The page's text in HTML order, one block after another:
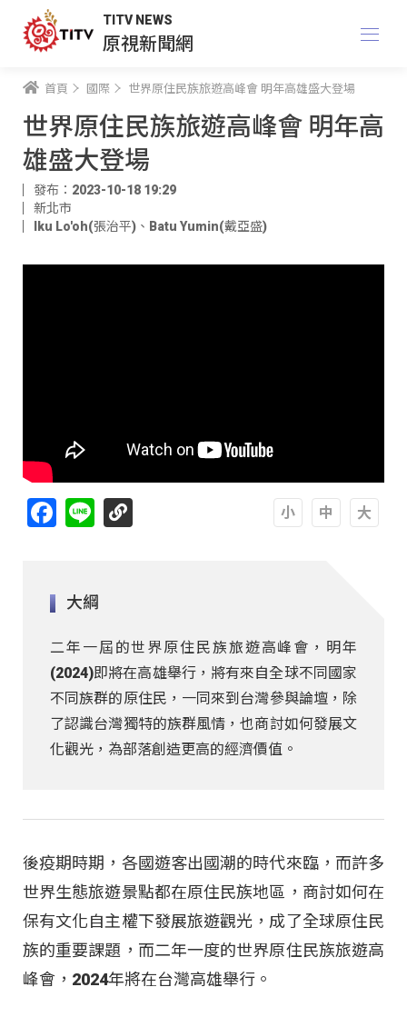
TITV NEWS
原視新聞網
首頁 國際 世界原住民族旅遊高峰會 明年高雄盛大登場
世界原住民族旅遊高峰會 明年高
雄盛大登場
發布：2023-10-18 19:29
新北市
Iku Lo'oh(張治平) 、 Batu Yumin(戴亞盛)
Facebook
Line
大綱
二年一屆的世界原住民族旅遊高峰會，明年
(2024)即將在高雄舉行，將有來自全球不同國家
不同族群的原住民，一同來到台灣參與論壇，除
了認識台灣獨特的族群風情，也商討如何發展文
化觀光，為部落創造更高的經濟價值。
後疫期時期，各國遊客出國潮的時代來臨，而許多
世界生態旅遊景點都在原住民族地區，商討如何在
保有文化自主權下發展旅遊觀光，成了全球原住民
族的重要課題，而二年一度的世界原住民族旅遊高
峰會，2024年將在台灣高雄舉行。